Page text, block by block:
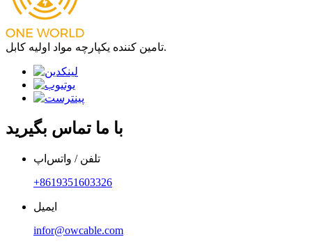
تامین کننده یکپارچه مواد اولیه کابل.
با ما تماس بگیرید
تلفن / واتس‌اپ
‎+8619351603326‎
ایمیل
infor@owcable.com